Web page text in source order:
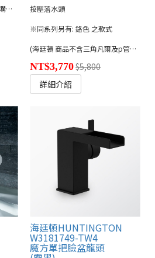
(商品不含三角凡爾及p管，加購另計900元)
按壓落水頭
※同系列另有: 鉻色 之款式
(海廷頓 商品不含三角凡爾及p管，加購另計900元)
NT$3,770$5,800
詳細介紹
海廷頓HUNTINGTON
W3181749-TW4
魔方單把臉盆龍頭